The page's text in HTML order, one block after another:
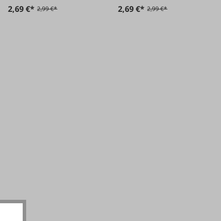
2,69 €* 2,99 €* 2,69 €* 2,99 €*